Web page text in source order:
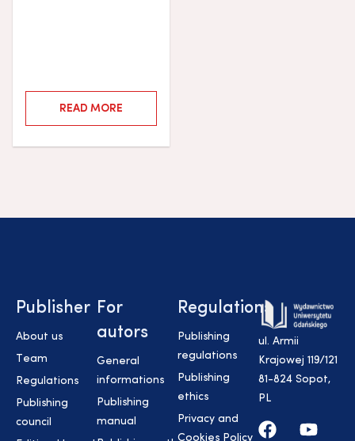
READ MORE
Publisher
About us
Team
Regulations
Publishing
council
For
autors
General
informations
Publishing
manual
Regulations
Publishing
regulations
Publishing
ethics
Privacy and
Cookies Policy
ul. Armii
Krajowej 119/121
81-824 Sopot,
PL